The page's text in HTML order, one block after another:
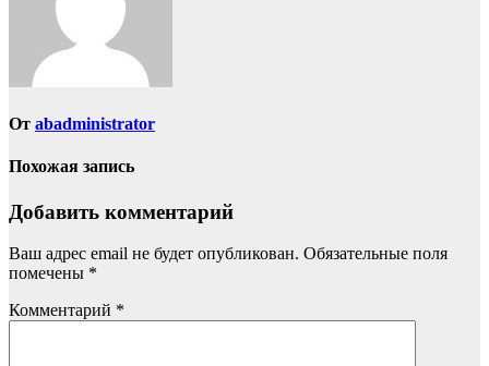
От abadministrator
Похожая запись
Добавить комментарий
Ваш адрес email не будет опубликован. Обязательные поля
помечены *
Комментарий *